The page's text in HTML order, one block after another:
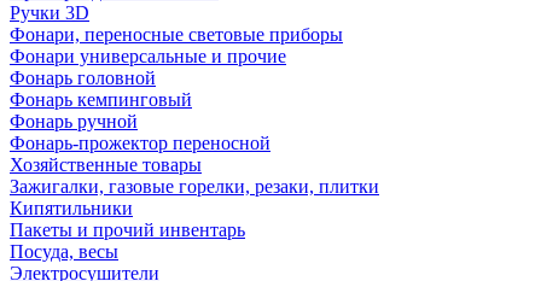
Ручки 3D
Фонари, переносные световые приборы
Фонари универсальные и прочие
Фонарь головной
Фонарь кемпинговый
Фонарь ручной
Фонарь-прожектор переносной
Хозяйственные товары
Зажигалки, газовые горелки, резаки, плитки
Кипятильники
Пакеты и прочий инвентарь
Посуда, весы
Электросушители